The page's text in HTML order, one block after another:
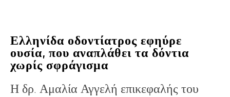
Ελληνίδα οδοντίατρος εφηύρε
ουσία, που αναπλάθει τα δόντια
χωρίς σφράγισμα
Η δρ. Αμαλία Αγγελή επικεφαλής του